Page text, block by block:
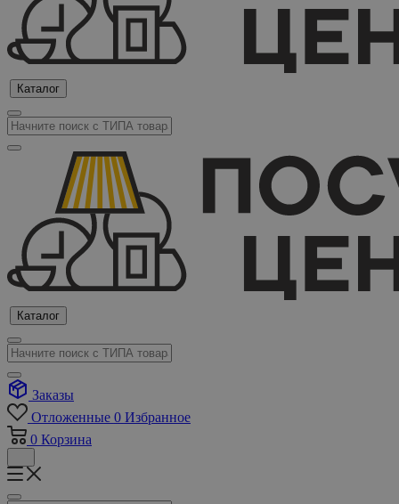
Каталог
Каталог
Заказы
Отложенные 0 Избранное
0 Корзина